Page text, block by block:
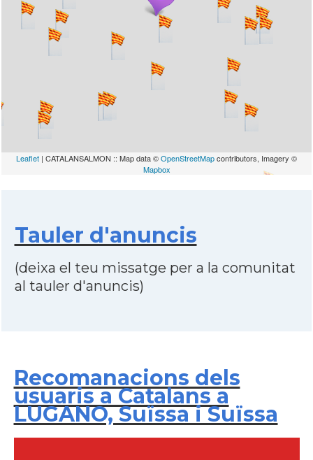
Leaflet | CATALANSALMON :: Map data ©OpenStreetMapcontributors, Imagery ©
Mapbox
Tauler d'anuncis
(deixa el teu missatge per a la comunitat
al tauler d'anuncis)
Recomanacions dels
usuaris a Catalans a
LUGANO, Suïssa i Suïssa